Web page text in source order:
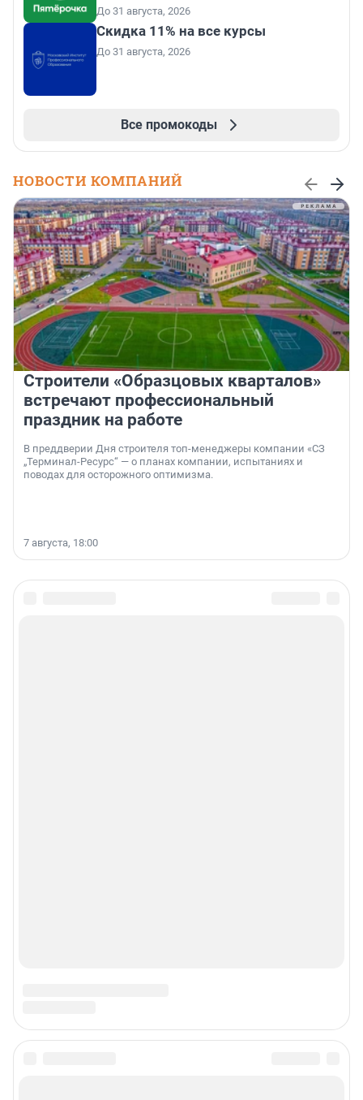
До 31 августа, 2026
Скидка 11% на все курсы
До 31 августа, 2026
Все промокоды
НОВОСТИ КОМПАНИЙ
Строители «Образцовых кварталов»
встречают профессиональный
праздник на работе
В преддверии Дня строителя топ-менеджеры компании «СЗ
„Терминал-Ресурс“ — о планах компании, испытаниях и
поводах для осторожного оптимизма.
7 августа, 18:00